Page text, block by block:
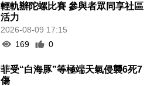
輕軌辦陀螺比賽 參與者眾同享社區
活力
2026-08-09 17:15
169
0
菲受“白海豚”等極端天氣侵襲6死7
傷